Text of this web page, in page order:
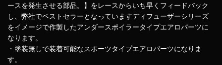
ースを発生させる部品。】をレースからいち早くフィードバック
し、弊社でベストセラーとなっていますディフューザーシリーズ
をイメージで作製したアンダースポイラータイプエアロパーツに
なります。
・塗装無しで装着可能なスポーツタイプエアロパーツになりま
す。